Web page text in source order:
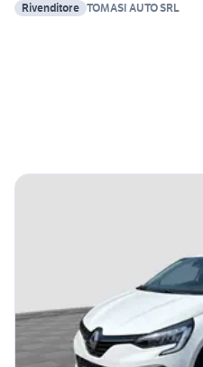
Rivenditore TOMASI AUTO SRL